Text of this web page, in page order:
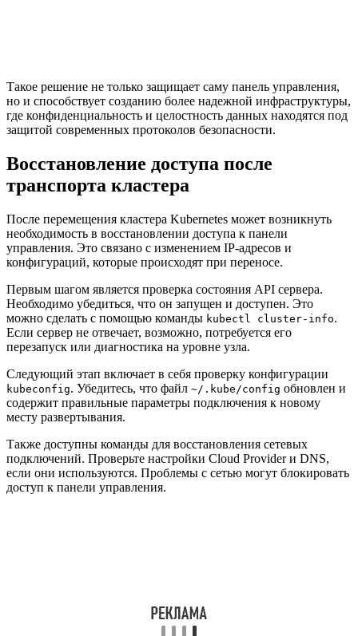
Такое решение не только защищает саму панель управления,
но и способствует созданию более надежной инфраструктуры,
где конфиденциальность и целостность данных находятся под
защитой современных протоколов безопасности.
Восстановление доступа после
транспорта кластера
После перемещения кластера Kubernetes может возникнуть
необходимость в восстановлении доступа к панели
управления. Это связано с изменением IP-адресов и
конфигураций, которые происходят при переносе.
Первым шагом является проверка состояния API сервера.
Необходимо убедиться, что он запущен и доступен. Это
можно сделать с помощью команды kubectl cluster-info.
Если сервер не отвечает, возможно, потребуется его
перезапуск или диагностика на уровне узла.
Следующий этап включает в себя проверку конфигурации
kubeconfig. Убедитесь, что файл ~/.kube/config обновлен и
содержит правильные параметры подключения к новому
месту развертывания.
Также доступны команды для восстановления сетевых
подключений. Проверьте настройки Cloud Provider и DNS,
если они используются. Проблемы с сетью могут блокировать
доступ к панели управления.